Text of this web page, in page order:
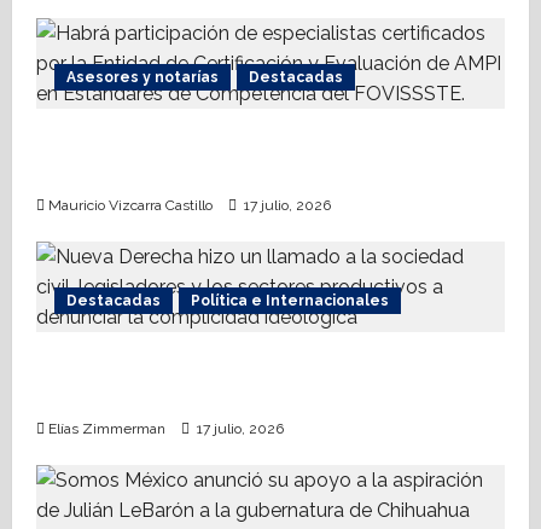
i
g
o
n
Asesores y notarías Destacadas
Mauricio Vizcarra Castillo 17 julio, 2026
Destacadas Política e Internacionales
Elías Zimmerman 17 julio, 2026